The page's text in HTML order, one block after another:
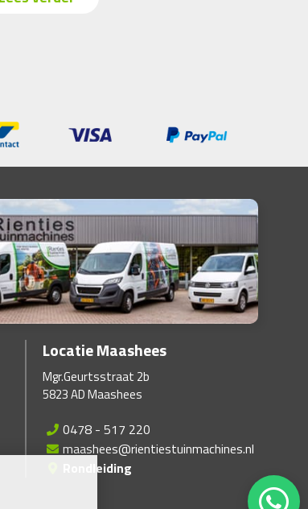
Locatie Maashees
Mgr.Geurtsstraat 2b
5823 AD Maashees
0478 - 517 220
maashees@rientiestuinmachines.nl
Rondleiding